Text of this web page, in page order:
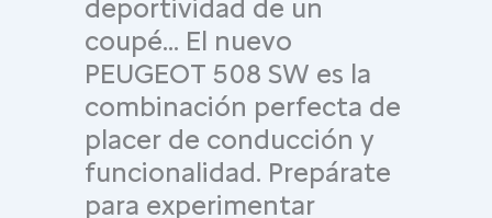
deportividad de un
coupé… El nuevo
PEUGEOT 508 SW es la
combinación perfecta de
placer de conducción y
funcionalidad. Prepárate
para experimentar